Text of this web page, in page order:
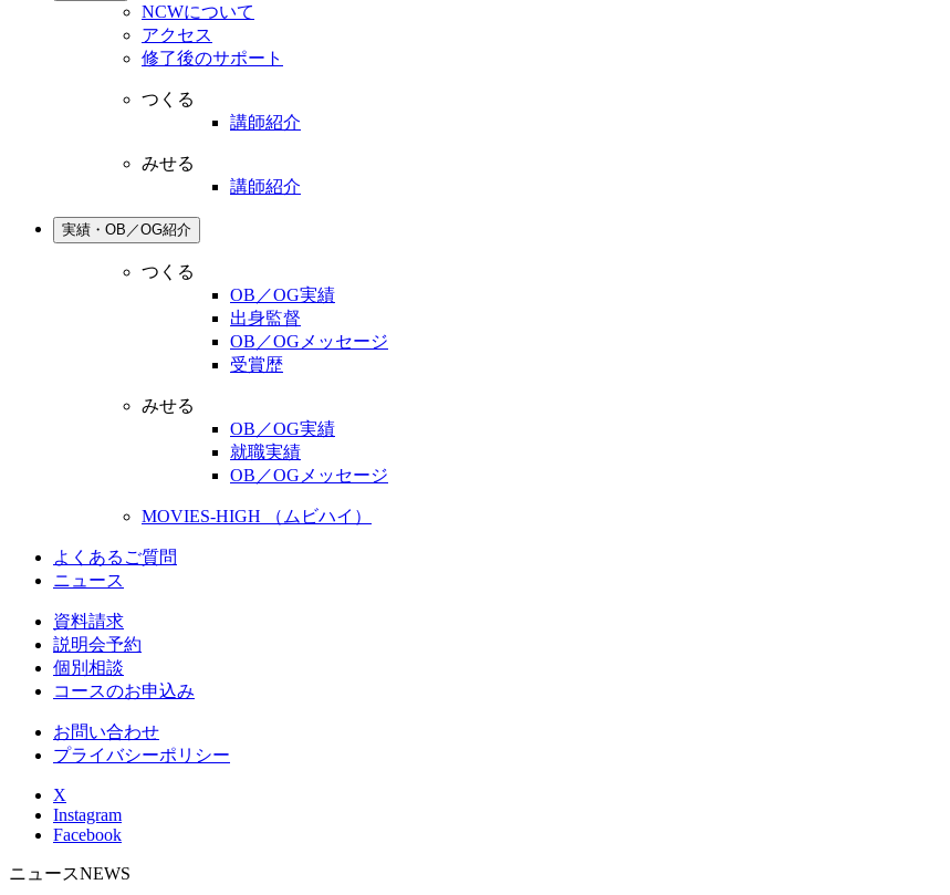
NCWについて
アクセス
修了後のサポート
つくる
講師紹介
みせる
講師紹介
実績・OB／OG紹介
つくる
OB／OG実績
出身監督
OB／OGメッセージ
受賞歴
みせる
OB／OG実績
就職実績
OB／OGメッセージ
MOVIES-HIGH （ムビハイ）
よくあるご質問
ニュース
資料請求
説明会予約
個別相談
コースのお申込み
お問い合わせ
プライバシーポリシー
X
Instagram
Facebook
ニュースNEWS